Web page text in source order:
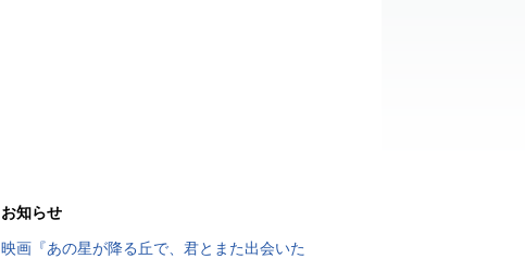
お知らせ
映画『あの星が降る丘で、君とまた出会いた